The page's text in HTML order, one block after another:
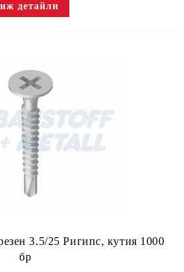
детайли
3.5/25 Ригипс, кутия 1000
бр